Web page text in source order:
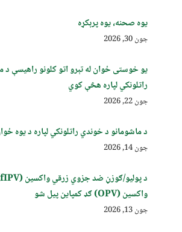
یوه صحنه، یوه پرېکړه
جون 30, 2026
یو خوستی ځوان له تېرو اتو کلونو راهیسې د
راتلونکي لپاره هڅې کوي
جون 22, 2026
د ماشومانو د خوندي راتلونکي لپاره د یوه
جون 14, 2026
واکسین (OPV) ګډ کمپاین پيل شو
جون 13, 2026